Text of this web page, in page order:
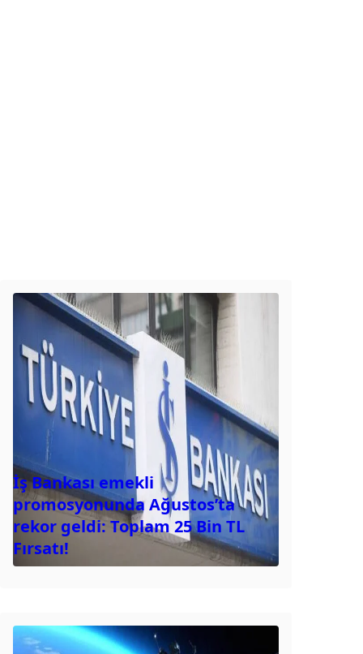
İş Bankası emekli
promosyonunda Ağustos’ta
rekor geldi: Toplam 25 Bin TL
Fırsatı!